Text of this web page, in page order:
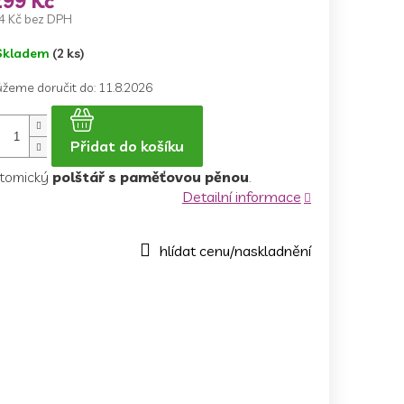
Kč bez DPH
(2 ks)
doručit do: 11.8.2026
Přidat do košíku
polštář s paměťovou pěnou.
Detailní informace